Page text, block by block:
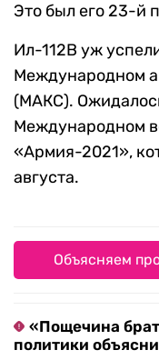
Это был его 23-й
Ил-112В уж
Международном
(МАКС).
Международном
«Армия-2021»,
августа.
Объясняем
«Пощечина
политики